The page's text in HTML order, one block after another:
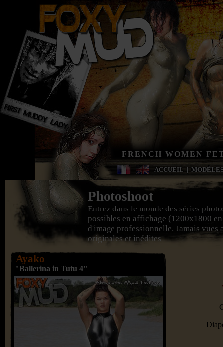
FRENCH WOMEN
ACCUEIL | MODÈLES
Photoshoot
Entrez dans le monde des séries
possibles en affichage (1200x1800
d'image professionnelle. Jamais vues
originales et inédites
Ayako
"Ballerina in Tutu 4"